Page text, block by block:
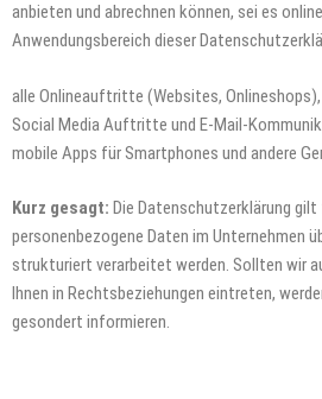
anbieten und abrechnen können, sei es
Anwendungsbereich dieser
alle Onlineauftritte (Websites,
Social Media Auftritte und E-Mail-
mobile Apps für Smartphones und andere
Kurz gesagt: Die Datenschutzerklärung gilt
personenbezogene Daten im Unternehmen
strukturiert verarbeitet werden. Sollten wir
Ihnen in Rechtsbeziehungen eintreten,
gesondert informieren.